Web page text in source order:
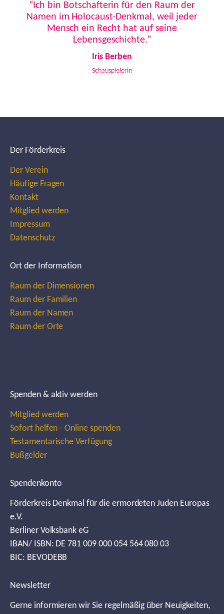
“Ich bin Botschafterin für den Raum der
Namen im Holocaust-Denkmal, weil jeder
Mensch ein Recht hat auf seine
Lebensgeschichte.”
Iris Berben
Schauspielerin
Der Förderkreis
Der Verein
Häufige Fragen
Kontakt
Mitglied werden
Impressum
Datenschutz
Ort der Information
Raum der Dimensionen
Raum der Familien
Raum der Namen
Raum der Orte
Spenden & aktiv werden
Mitglied werden
Sofort helfen - Online spenden
Testamentarische Verfügung
Bußgelder
Spendenkonto
Förderkreis Denkmal für die ermordeten Juden Europas
e.V.
Berliner Volksbank eG
IBAN/ ISBN: DE 781 009 000 054 564 080 03
BIC: BEVODEBB
Newsletter
Gerne informieren wir Sie regelmäßig über Neuigkeiten,